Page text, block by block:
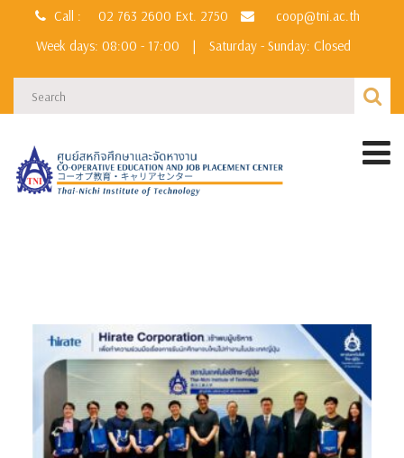
Call : 02 763 2600 Ext. 2750
coop@tni.ac.th
Week days: 08:00 - 17:00
| Saturday - Sunday: Closed